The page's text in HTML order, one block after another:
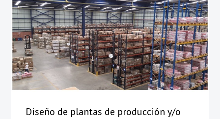
Diseño de plantas de producción y/o